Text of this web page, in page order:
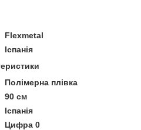
Flexmetal
Іспанія
Полімерна плівка
90 см
Іспанія
Цифра 0